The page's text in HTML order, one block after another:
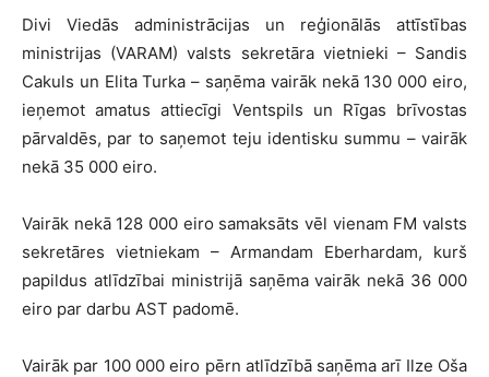
Divi Viedās administrācijas un reģionālās attīstības
ministrijas (VARAM) valsts sekretāra vietnieki – Sandis
Cakuls un Elita Turka – saņēma vairāk nekā 130 000 eiro,
ieņemot amatus attiecīgi Ventspils un Rīgas brīvostas
pārvaldēs, par to saņemot teju identisku summu – vairāk
nekā 35 000 eiro.
Vairāk nekā 128 000 eiro samaksāts vēl vienam FM valsts
sekretāres vietniekam – Armandam Eberhardam, kurš
papildus atlīdzībai ministrijā saņēma vairāk nekā 36 000
eiro par darbu AST padomē.
Vairāk par 100 000 eiro pērn atlīdzībā saņēma arī Ilze Oša